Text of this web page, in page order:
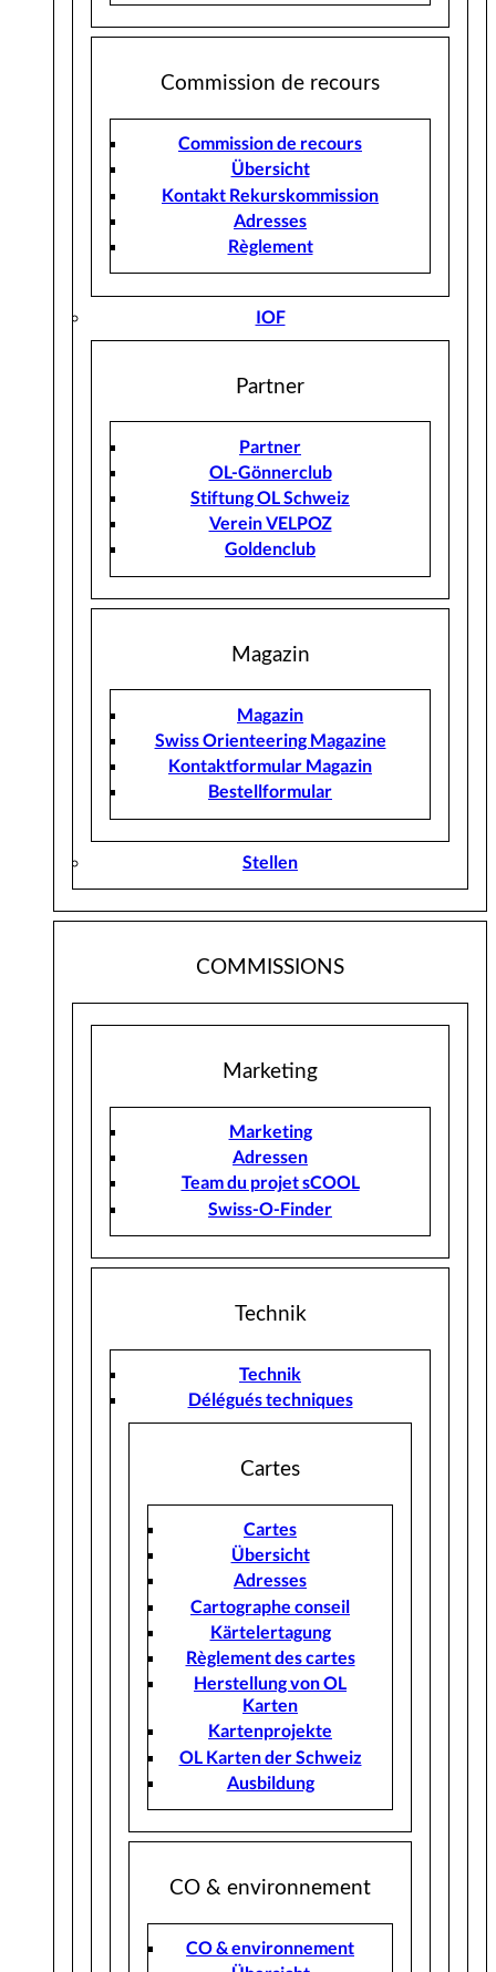
Commission de recours
Commission de recours
Übersicht
Kontakt Rekurskommission
Adresses
Règlement
IOF
Partner
Partner
OL-Gönnerclub
Stiftung OL Schweiz
Verein VELPOZ
Goldenclub
Magazin
Magazin
Swiss Orienteering Magazine
Kontaktformular Magazin
Bestellformular
Stellen
COMMISSIONS
Marketing
Marketing
Adressen
Team du projet sCOOL
Swiss-O-Finder
Technik
Technik
Délégués techniques
Cartes
Cartes
Übersicht
Adresses
Cartographe conseil
Kärtelertagung
Règlement des cartes
Herstellung von OL
Karten
Kartenprojekte
OL Karten der Schweiz
Ausbildung
CO & environnement
CO & environnement